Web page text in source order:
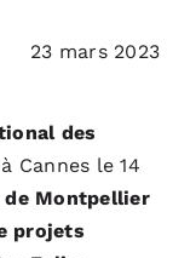
23 mars 2023
des
Cannes le 14
de Montpellier
projets